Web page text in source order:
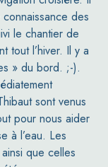
des
le chantier de
tout l’hiver. Il y a
» du bord. ;-).
sont venus
pour nous aider
à l’eau. Les
que celles